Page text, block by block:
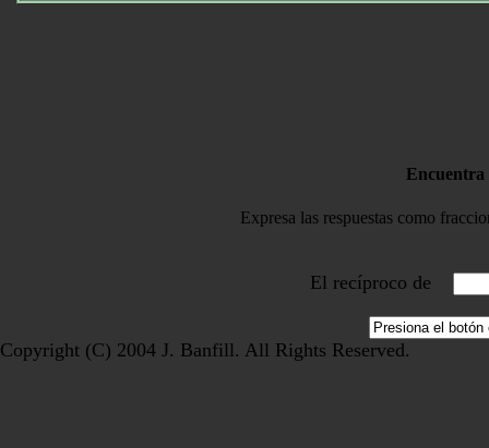
Encuentra
Expresa las respuestas como
El recíproco de
Copyright (C) 2004 J. Banfill. All Rights Reserved.